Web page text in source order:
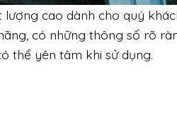
cao dành cho quý
có những thông số rõ
thể yên tâm khi sử dụng.